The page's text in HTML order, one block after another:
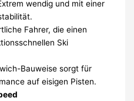
wendig und mit einer
Fahrer, die einen
Ski
Bauweise sorgt für
auf eisigen Pisten.